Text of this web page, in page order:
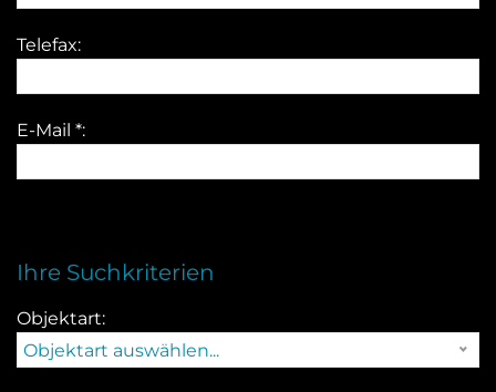
Telefax:
E-Mail *:
Ihre Suchkriterien
Objektart:
Objektart auswählen...